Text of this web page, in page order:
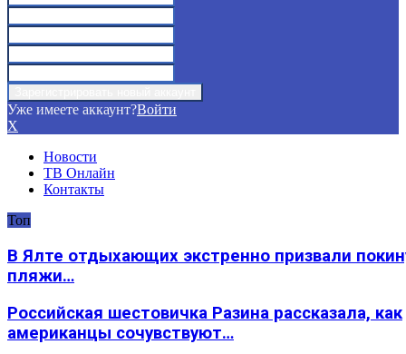
Уже имеете аккаунт?Войти
X
Новости
ТВ Онлайн
Контакты
Топ
В Ялте отдыхающих экстренно призвали
пляжи…
Российская шестовичка Разина рассказала, как
американцы сочувствуют…